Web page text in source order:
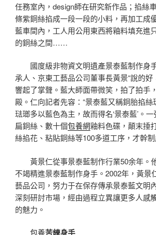
任務室內，design師在研究新作品；掐絲
條紫銅絲掐成一段一段的小料，再加工成
藍車間內，工人用公用東西將釉料填充進
的銅絲之間……
國度級非物資文明遺產景泰藍制作身
承人、京東工藝品公司董事長黃景“說的好
響起了掌聲。藍大師面帶微笑，拍了拍手
殿。仁向記者先容：“景泰藍又稱銅胎掐絲
琺瑯多以藍色為主，故而得名‘景泰藍’。
扁銅絲、數十個包養網釉料色碟，顛末捶
絲掐花、粘貼銅絲等100多道工序，才幹制
黃景仁從事景泰藍制作行業50余年。
不竭精進景泰藍制作身手。2002年，黃景
藝品公司，努力于在保存傳承景泰藍文明
深刻研討市場，經由過程立異讓更多人感
的魅力。
包養苦練身手